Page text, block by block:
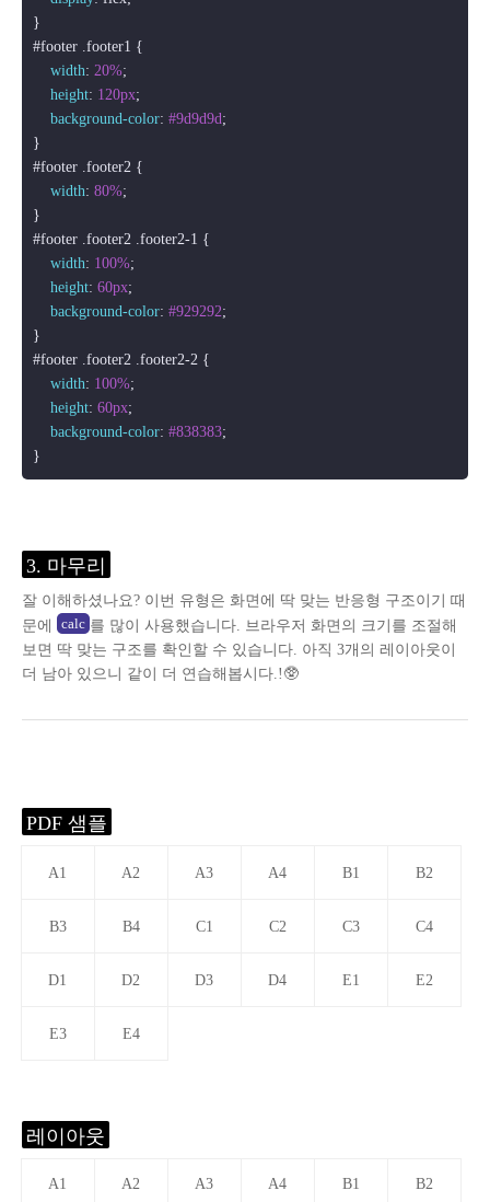
#footer .footer1 {
width: 20%;
height: 120px;
background-color: #9d9d9d;
#footer .footer2 {
width: 80%;
#footer .footer2 .footer2-1 {
width: 100%;
height: 60px;
background-color: #929292;
#footer .footer2 .footer2-2 {
width: 100%;
height: 60px;
background-color: #838383;
3. 마무리
잘 이해하셨나요? 이번 유형은 화면에 딱 맞는 반응형 구조이기 때
문에
calc 를 많이 사용했습니다. 브라우저 화면의 크기를 조절해
보면 딱 맞는 구조를 확인할 수 있습니다. 아직 3개의 레이아웃이
더 남아 있으니 같이 더 연습해봅시다.!🥸
PDF 샘플
A1 A2 A3 A4 B1 B2
B3 B4 C1 C2 C3 C4
D1 D2 D3 D4 E1 E2
E3 E4
레이아웃
A1
A2
A3
A4
B1
B2